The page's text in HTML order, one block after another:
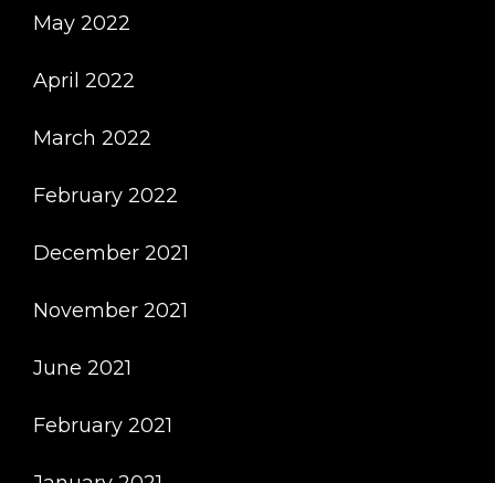
May 2022
April 2022
March 2022
February 2022
December 2021
November 2021
June 2021
February 2021